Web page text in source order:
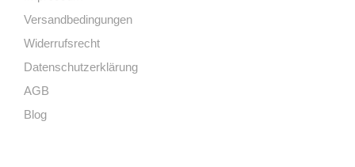
Versandbedingungen
Widerrufsrecht
Datenschutzerklärung
AGB
Blog